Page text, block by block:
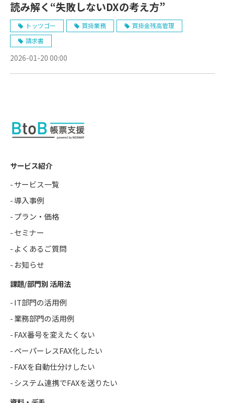
読み解く“失敗しないDXの考え方”
トッツゴー 買掛業務
買掛金残高管理
請求書
2026-01-20 00:00
サービス紹介
サービス一覧
導入事例
プラン・価格
セミナー
よくあるご質問
お知らせ
課題/部門別 活用法
IT部門の活用例
業務部門の活用例
FAX番号を変えたくない
ペーパーレスFAX化したい
FAXを自動仕分けしたい
システム連携でFAXを送りたい